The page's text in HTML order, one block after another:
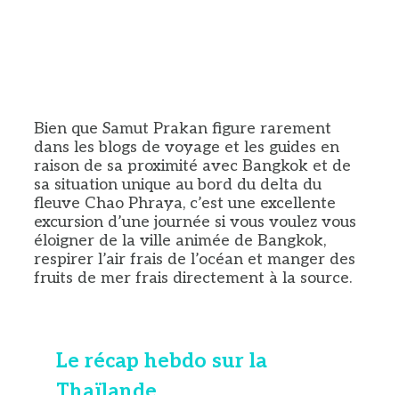
Bien que Samut Prakan figure rarement
dans les blogs de voyage et les guides en
raison de sa proximité avec Bangkok et de
sa situation unique au bord du delta du
fleuve Chao Phraya, c’est une excellente
excursion d’une journée si vous voulez vous
éloigner de la ville animée de Bangkok,
respirer l’air frais de l’océan et manger des
fruits de mer frais directement à la source.
Le récap hebdo sur la